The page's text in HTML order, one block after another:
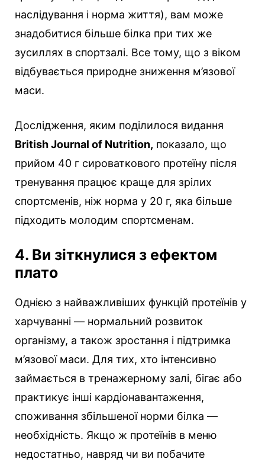
наслідування і норма життя), вам може
знадобитися більше білка при тих же
зусиллях в спортзалі. Все тому, що з віком
відбувається природне зниження м’язової
маси.
Дослідження, яким поділилося видання
British Journal of Nutrition, показало, що
прийом 40 г сироваткового протеїну після
тренування працює краще для зрілих
спортсменів, ніж норма у 20 г, яка більше
підходить молодим спортсменам.
4. Ви зіткнулися з ефектом
плато
Однією з найважливіших функцій протеїнів у
харчуванні — нормальний розвиток
організму, а також зростання і підтримка
м’язової маси. Для тих, хто інтенсивно
займається в тренажерному залі, бігає або
практикує інші кардіонавантаження,
споживання збільшеної норми білка —
необхідність. Якщо ж протеїнів в меню
недостатньо, навряд чи ви побачите